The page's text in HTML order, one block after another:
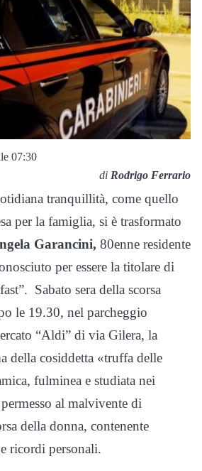
07:30
di Rodrigo Ferrario
tranquillità, come quello
per la famiglia, si è trasformato
Garancini, 80enne residente
per essere la titolare di
Sabato sera della scorsa
le 19.30, nel parcheggio
“Aldi” di via Gilera, la
della cosiddetta «truffa delle
fulminea e studiata nei
al malvivente di
della donna, contenente
ricordi personali.